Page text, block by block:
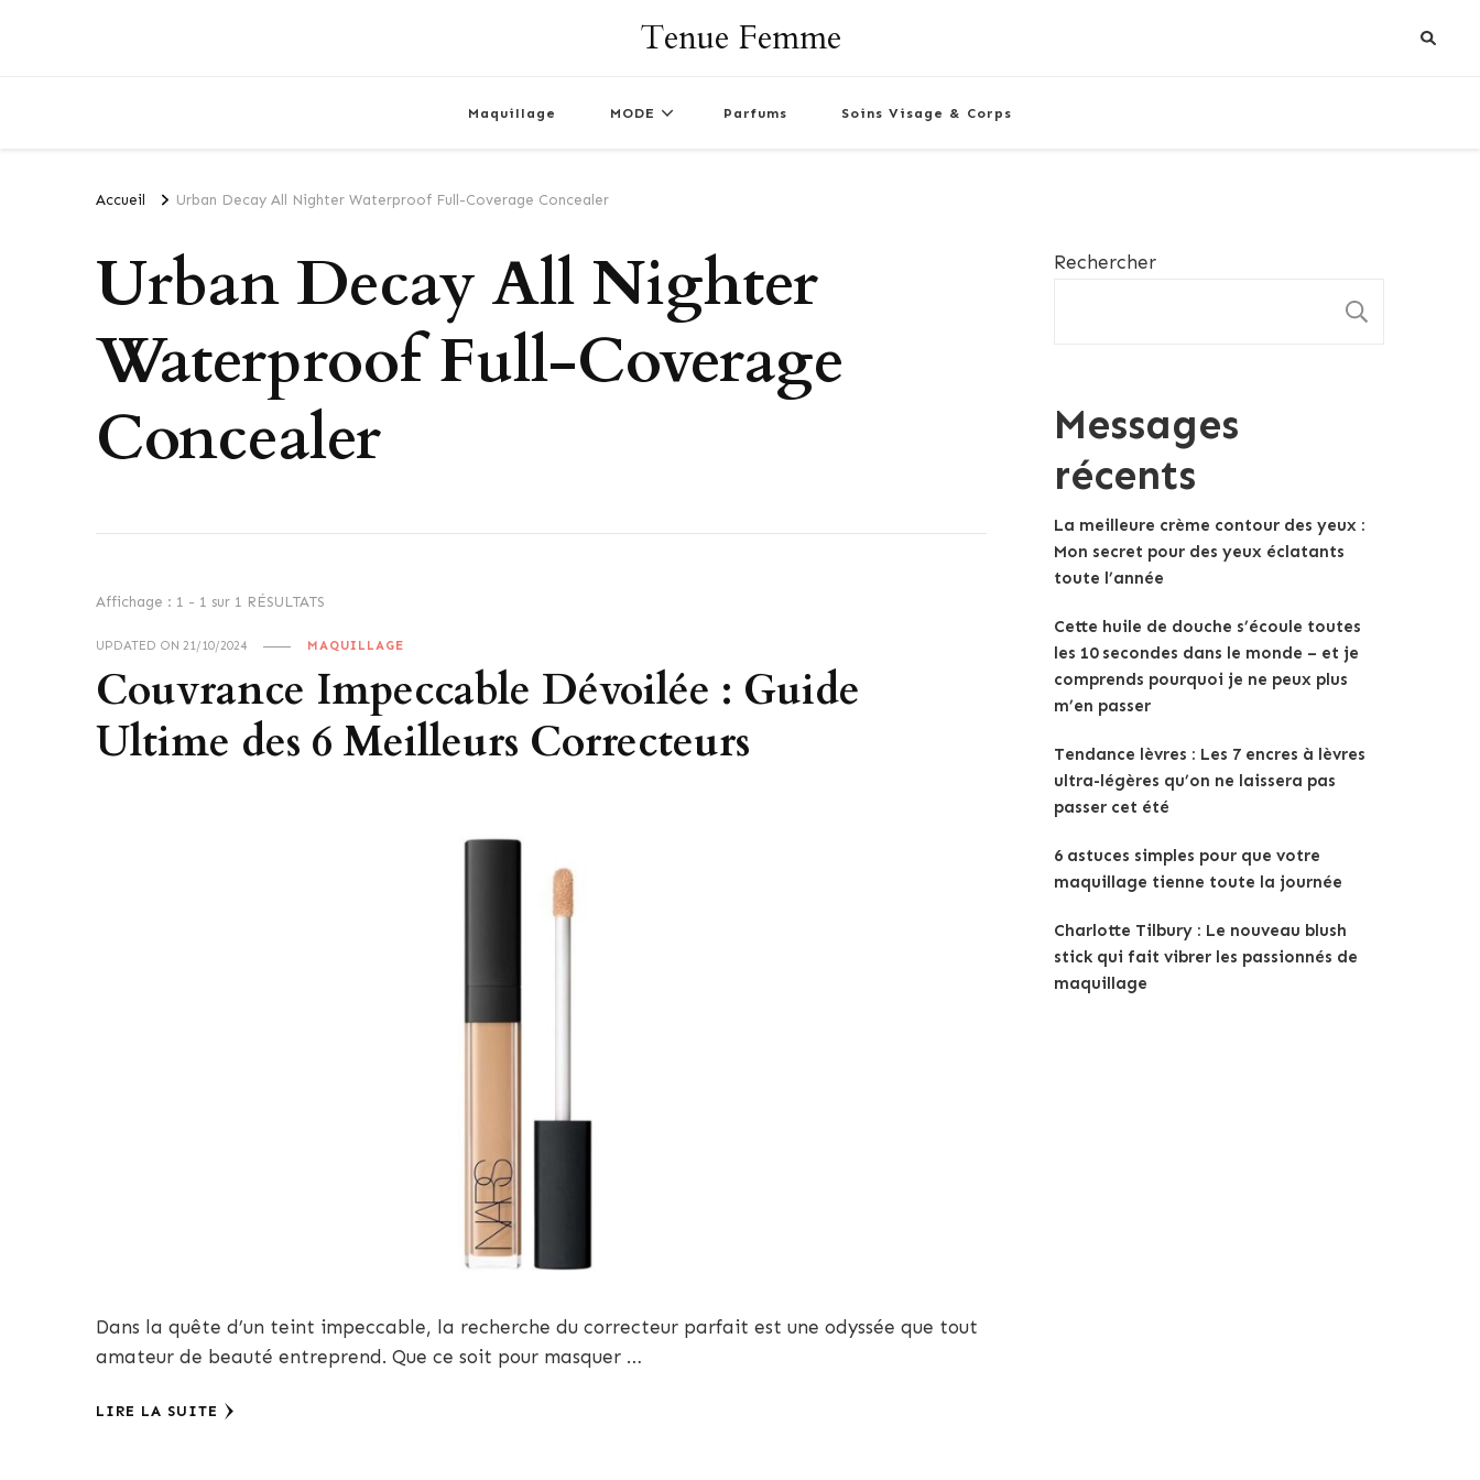
Tenue Femme
Maquillage MODE Parfums Soins Visage & Corps
Accueil Urban Decay All Nighter Waterproof Full-Coverage Concealer
Urban Decay All Nighter
Waterproof Full-Coverage
Concealer
Affichage : 1 - 1 sur 1 RÉSULTATS
UPDATED ON 21/10/2024 MAQUILLAGE
Couvrance Impeccable Dévoilée : Guide
Ultime des 6 Meilleurs Correcteurs
Dans la quête d’un teint impeccable, la recherche du correcteur parfait est une odyssée que tout
amateur de beauté entreprend. Que ce soit pour masquer …
LIRE LA SUITE
Rechercher
Messages
récents
La meilleure crème contour des yeux :
Mon secret pour des yeux éclatants
toute l’année
Cette huile de douche s’écoule toutes
les 10 secondes dans le monde – et je
comprends pourquoi je ne peux plus
m’en passer
Tendance lèvres : Les 7 encres à lèvres
ultra-légères qu’on ne laissera pas
passer cet été
6 astuces simples pour que votre
maquillage tienne toute la journée
Charlotte Tilbury : Le nouveau blush
stick qui fait vibrer les passionnés de
maquillage